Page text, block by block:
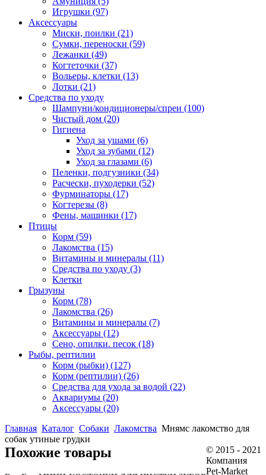
Игрушки (97)
Аксессуары
Миски, поилки (21)
Сумки, переноски (59)
Лежанки (49)
Когтеточки (37)
Вольеры, клетки (13)
Лотки (21)
Средства по уходу
Шампуни/кондиционеры/спреи (100)
Чистый дом (20)
Гигиена
Уход за ушами (6)
Уход за зубами (12)
Уход за глазами (6)
Пеленки, подгузники (34)
Расчески, пуходерки (52)
Фурминаторы (17)
Когтерезы (8)
Фены, машинки (17)
Птицы
Корм (59)
Лакомства (15)
Витамины и минералы (11)
Средства по уходу (3)
Клетки
Грызуны
Корм (78)
Лакомства (26)
Витамины и минералы (7)
Аксессуары (12)
Сено, опилки. песок (18)
Рыбы, рептилии
Корм (рыбки) (127)
Корм (рептилии) (26)
Средства для ухода за водой (22)
Аквариумы (20)
Аксессуары (20)
Главная Каталог Собаки Лакомства Мнямс лакомство для
собак утиные грудки
Похожие товары
© 2015 - 2021
Компания
Pet-Market